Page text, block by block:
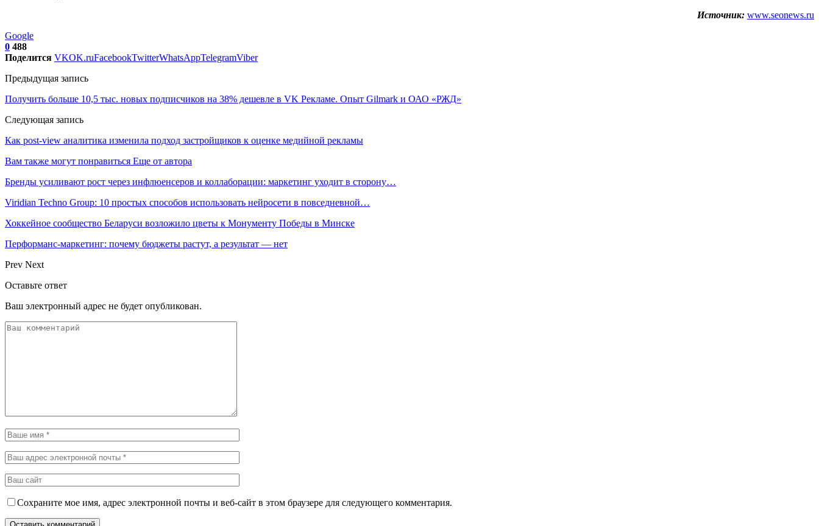
Источник: www.seonews.ru
Google
0 488
Поделится VKOK.ruFacebookTwitterWhatsAppTelegramViber
Предыдущая запись
Получить больше 10,5 тыс. новых подписчиков на 38% дешевле в VK Рекламе. Опыт Gilmark и ОАО «РЖД»
Следующая запись
Как post-view аналитика изменила подход застройщиков к оценке медийной рекламы
Вам также могут понравиться Еще от автора
Бренды усиливают рост через инфлюенсеров и коллаборации: маркетинг уходит в сторону…
Viridian Techno Group: 10 простых способов использовать нейросети в повседневной…
Хоккейное сообщество Беларуси возложило цветы к Монументу Победы в Минске
Перформанс-маркетинг: почему бюджеты растут, а результат — нет
Prev Next
Оставьте ответ
Ваш электронный адрес не будет опубликован.
Сохраните мое имя, адрес электронной почты и веб-сайт в этом браузере для следующего комментария.